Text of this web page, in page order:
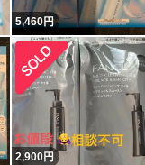
5,460円
2,900円